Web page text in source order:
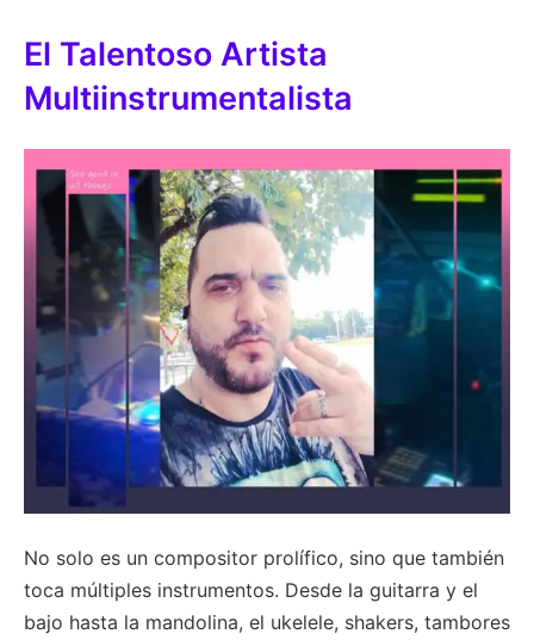
El Talentoso Artista
Multiinstrumentalista
No solo es un compositor prolífico, sino que también
toca múltiples instrumentos. Desde la guitarra y el
bajo hasta la mandolina, el ukelele, shakers, tambores